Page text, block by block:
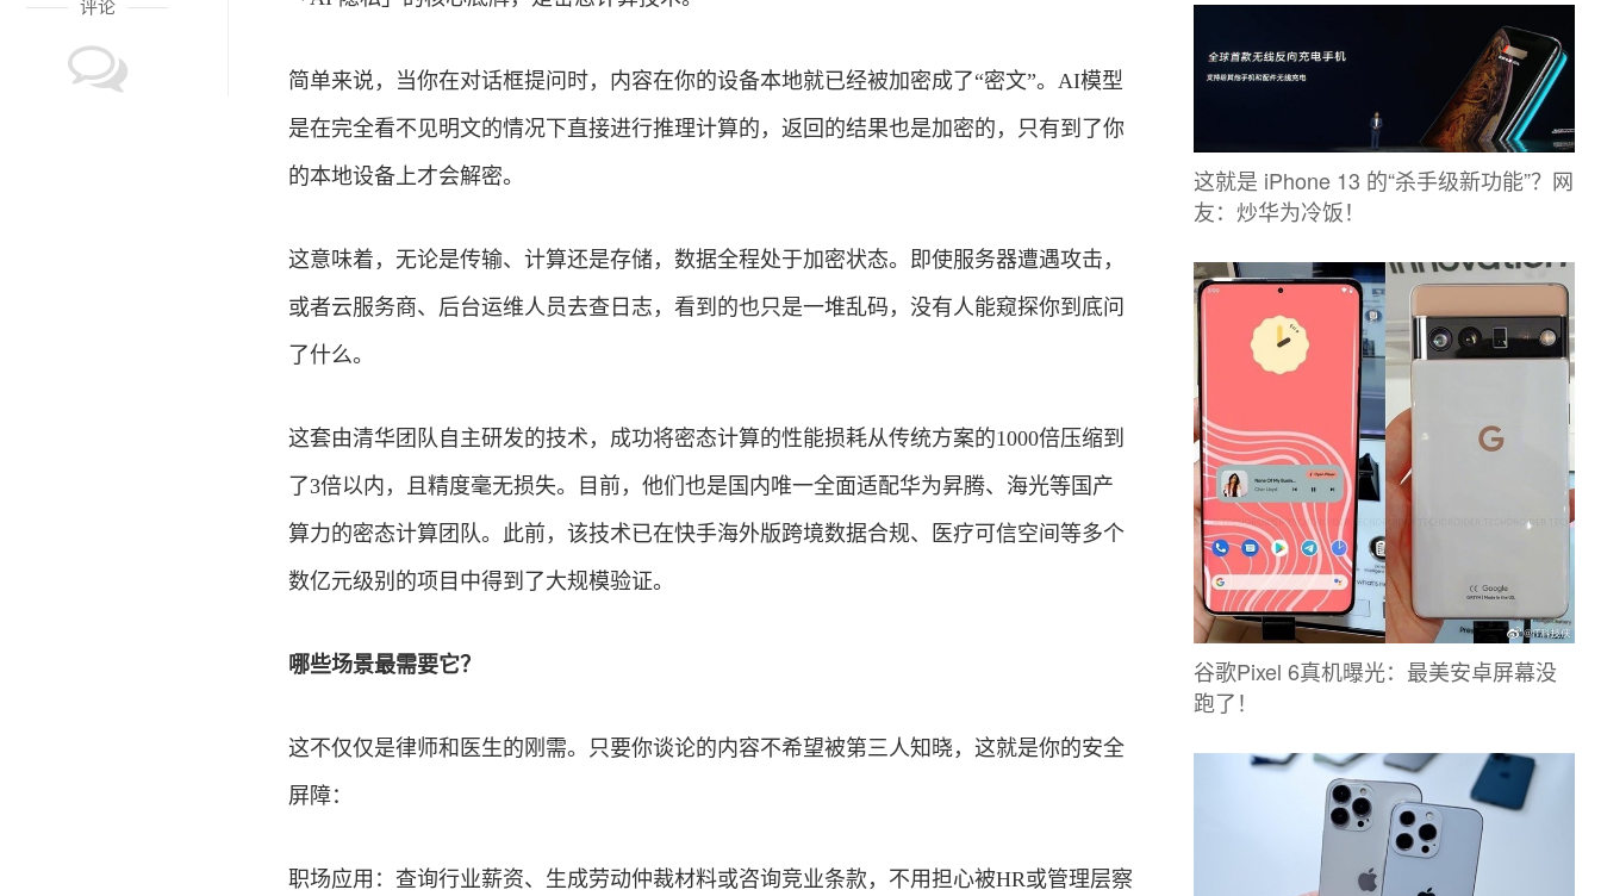
评论
简单来说，当你在对话框提问时，内容在你的设备本地就已经被加密成了“密文”。AI模型
是在完全看不见明文的情况下直接进行推理计算的，返回的结果也是加密的，只有到了你
的本地设备上才会解密。
这意味着，无论是传输、计算还是存储，数据全程处于加密状态。即使服务器遭遇攻击，
或者云服务商、后台运维人员去查日志，看到的也只是一堆乱码，没有人能窥探你到底问
了什么。
这套由清华团队自主研发的技术，成功将密态计算的性能损耗从传统方案的1000倍压缩到
了3倍以内，且精度毫无损失。目前，他们也是国内唯一全面适配华为昇腾、海光等国产
算力的密态计算团队。此前，该技术已在快手海外版跨境数据合规、医疗可信空间等多个
数亿元级别的项目中得到了大规模验证。
哪些场景最需要它？
这不仅仅是律师和医生的刚需。只要你谈论的内容不希望被第三人知晓，这就是你的安全
屏障：
职场应用：查询行业薪资、生成劳动仲裁材料或咨询竞业条款，不用担心被HR或管理层察
这就是 iPhone 13 的“杀手级新功能”？网
友：炒华为冷饭！
谷歌Pixel 6真机曝光：最美安卓屏幕没
跑了！